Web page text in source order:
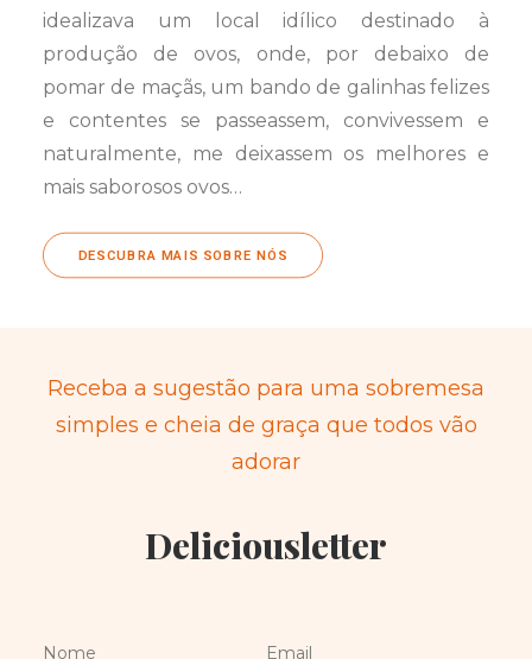
idealizava um local idílico destinado à
produção de ovos, onde, por debaixo de
pomar de maçãs, um bando de galinhas felizes
e contentes se passeassem, convivessem e
naturalmente, me deixassem os melhores e
mais saborosos ovos…
DESCUBRA MAIS SOBRE NÓS
Receba a sugestão para uma sobremesa
simples e cheia de graça que todos vão
adorar
Deliciousletter